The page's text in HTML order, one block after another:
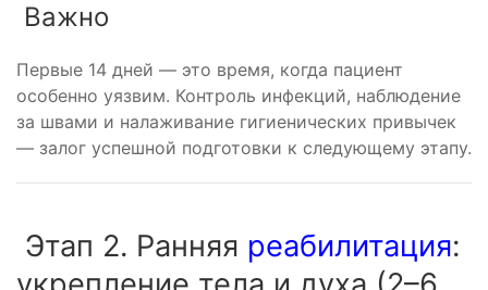
Важно
Первые 14 дней — это время, когда пациент
особенно уязвим. Контроль инфекций, наблюдение
за швами и налаживание гигиенических привычек
— залог успешной подготовки к следующему этапу.
Этап 2. Ранняя реабилитация: